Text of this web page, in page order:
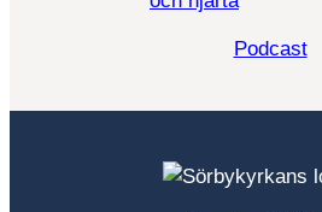
Podcast